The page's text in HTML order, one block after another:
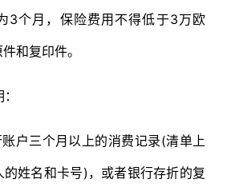
3个月，保险费用不得低于3万欧
和复印件。
三个月以上的消费记录(清单上
姓名和卡号)，或者银行存折的复